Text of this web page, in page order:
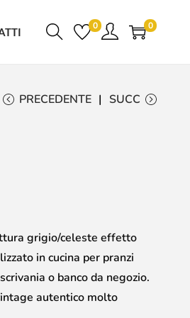
0 0
PRECEDENTE SUCC
grigio/celeste effetto
in cucina per pranzi
o banco da negozio.
autentico molto